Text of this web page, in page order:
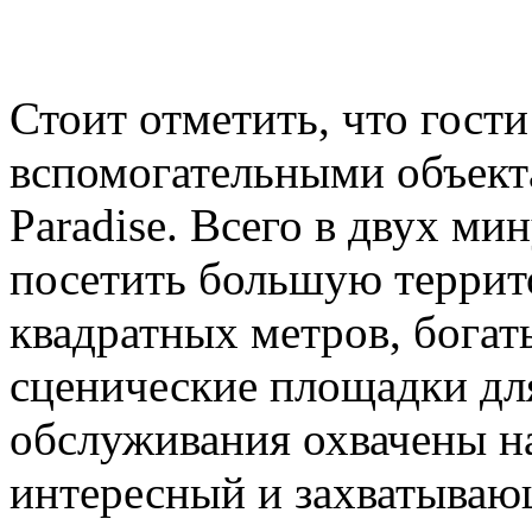
Стоит отметить, что
вспомогательными
Paradise. Всего в двух
посетить большую
квадратных метров,
сценические площадки
обслуживания охвачены
интересный и